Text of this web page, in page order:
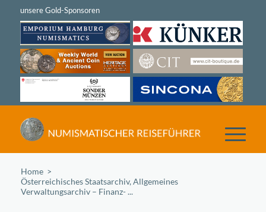
Home
Österreichisches Staatsarchiv, Allgemeines
Verwaltungsarchiv – Finanz- ...